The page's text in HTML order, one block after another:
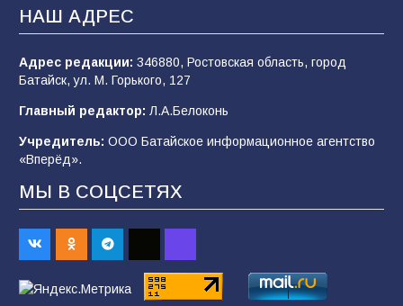
106 05.08.2026
«Мобилизация или набор?» Что на самом
2026 года
101 03.08.2026
В Батайске продолжаются дорожные работы
98 04.08.2026
НАШ АДРЕС
Адрес редакции: 346880, Ростовская область, город
Батайск, ул. М. Горького, 127
Главный редактор: Л.А.Белоконь
Учредитель: ООО Батайское информационное агентство
«Вперёд».
МЫ В СОЦСЕТЯХ